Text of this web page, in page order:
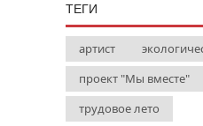
ТЕГИ
артист
проект "Мы вместе"
трудовое лето